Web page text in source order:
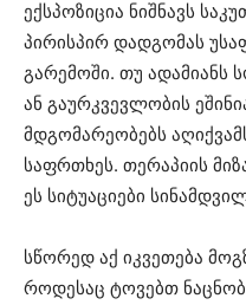
ექსპოზიცია ნიშნავს
პირისპირ დადგომას
გარემოში. თუ ადამიანს
ან გაურკვევლობის
მდგომარეობებს
საფრთხეს. თერაპიის
ეს სიტუაციები
სწორედ აქ იკვეთება
როდესაც ტოვებთ